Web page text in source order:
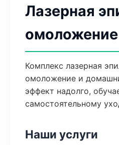
Лазерная
Комплекс лазерная
омоложение и
эффект надолго,
самостоятельному
Наши услуги